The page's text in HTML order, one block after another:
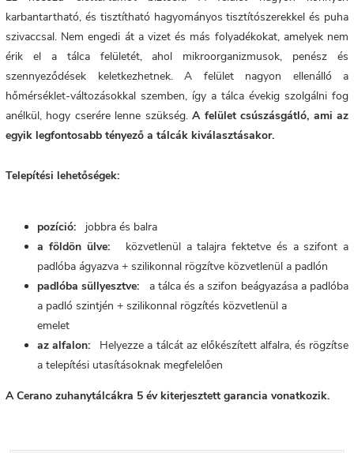
karbantartható, és tisztítható hagyományos tisztítószerekkel és puha
szivaccsal. Nem engedi át a vizet és más folyadékokat, amelyek nem
érik el a tálca felületét, ahol mikroorganizmusok, penész és
szennyeződések keletkezhetnek. A felület nagyon ellenálló a
hőmérséklet-változásokkal szemben, így a tálca évekig szolgálni fog
anélkül, hogy cserére lenne szükség. A felület csúszásgátló, ami az
egyik legfontosabb tényező a tálcák kiválasztásakor.
Telepítési lehetőségek:
pozíció:
jobbra és balra
a földön ülve:
közvetlenül a talajra fektetve és a szifont a
padlóba ágyazva + szilikonnal rögzítve közvetlenül a padlón
padlóba süllyesztve:
a tálca és a szifon beágyazása a padlóba
a padló szintjén + szilikonnal rögzítés közvetlenül a
emelet
az alfalon:
Helyezze a tálcát az előkészített alfalra, és rögzítse
a telepítési utasításoknak megfelelően
A Cerano zuhanytálcákra 5 év kiterjesztett garancia vonatkozik.